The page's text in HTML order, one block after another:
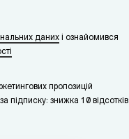
даних i ознайомився
пропозицій
підписку: знижка 10 відсотків